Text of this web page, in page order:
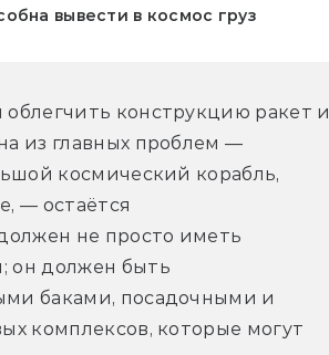
вывести в космос груз
конструкцию ракет и
из главных проблем —
космический корабль,
— остаётся
не просто иметь
он должен быть
баками, посадочными и
комплексов, которые могут